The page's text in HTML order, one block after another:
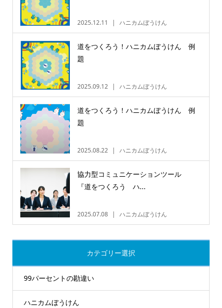
2025.12.11 ハニカムぼうけん
道をつくろう！ハニカムぼうけん 例
題
2025.09.12 ハニカムぼうけん
道をつくろう！ハニカムぼうけん 例
題
2025.08.22 ハニカムぼうけん
協力型コミュニケーションツール
『道をつくろう ハ...
2025.07.08 ハニカムぼうけん
カテゴリー選択
99パーセントの勘違い
ハニカムぼうけん